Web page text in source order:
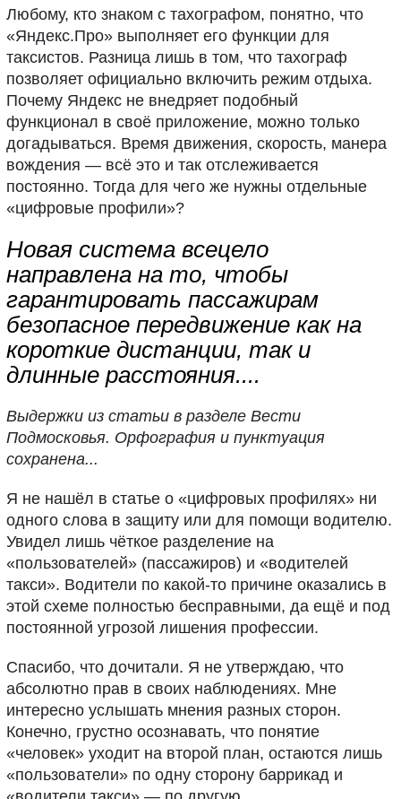
Любому, кто знаком с тахографом, понятно, что
«Яндекс.Про» выполняет его функции для
таксистов. Разница лишь в том, что тахограф
позволяет официально включить режим отдыха.
Почему Яндекс не внедряет подобный
функционал в своё приложение, можно только
догадываться. Время движения, скорость, манера
вождения — всё это и так отслеживается
постоянно. Тогда для чего же нужны отдельные
«цифровые профили»?
Новая система всецело
направлена на то, чтобы
гарантировать пассажирам
безопасное передвижение как на
короткие дистанции, так и
длинные расстояния....
Выдержки из статьи в разделе Вести
Подмосковья. Орфография и пунктуация
сохранена...
Я не нашёл в статье о «цифровых профилях» ни
одного слова в защиту или для помощи водителю.
Увидел лишь чёткое разделение на
«пользователей» (пассажиров) и «водителей
такси». Водители по какой-то причине оказались в
этой схеме полностью бесправными, да ещё и под
постоянной угрозой лишения профессии.
Спасибо, что дочитали. Я не утверждаю, что
абсолютно прав в своих наблюдениях. Мне
интересно услышать мнения разных сторон.
Конечно, грустно осознавать, что понятие
«человек» уходит на второй план, остаются лишь
«пользователи» по одну сторону баррикад и